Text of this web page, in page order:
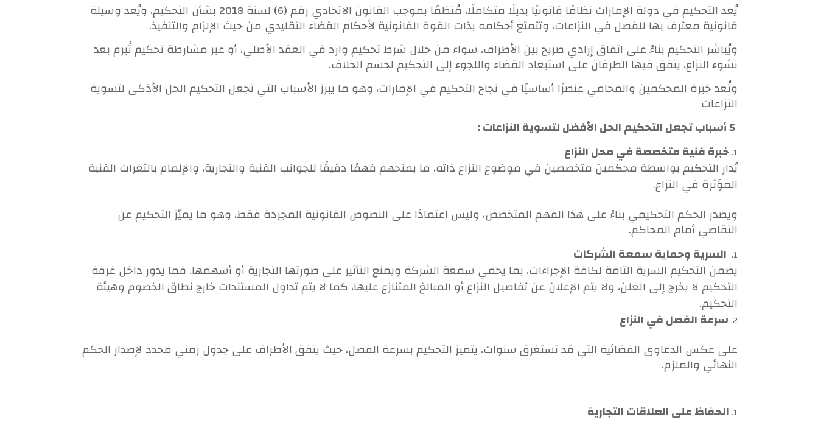
يُعد التحكيم في دولة الإمارات نظامًا قانونيًا بديلًا متكاملًا، مُنظمًا بموجب القانون الاتحادي رقم (6) لسنة 2018 بشأن التحكيم، ويُعد وسيلة
قانونية معترف بها للفصل في النزاعات، وتتمتع أحكامه بذات القوة القانونية لأحكام القضاء التقليدي من حيث الإلزام والتنفيذ.
ويُباشَر التحكيم بناءً على اتفاق إرادي صريح بين الأطراف، سواء من خلال شرط تحكيم وارد في العقد الأصلي، أو عبر مشارطة تحكيم تُبرم بعد
نشوء النزاع، يتفق فيها الطرفان على استبعاد القضاء واللجوء إلى التحكيم لحسم الخلاف.
وتُعد خبرة المحكمين والمحامي عنصرًا أساسيًا في نجاح التحكيم في الإمارات، وهو ما يبرز الأسباب التي تجعل التحكيم الحل الأذكى لتسوية
النزاعات
خبرة فنية متخصصة في محل النزاع
يُدار التحكيم بواسطة محكمين متخصصين في موضوع النزاع ذاته، ما يمنحهم فهمًا دقيقًا للجوانب الفنية والتجارية، والإلمام بالثغرات الفنية
المؤثرة في النزاع.
ويصدر الحكم التحكيمي بناءً على هذا الفهم المتخصص، وليس اعتمادًا على النصوص القانونية المجردة فقط، وهو ما يميّز التحكيم عن
التقاضي أمام المحاكم.
السرية وحماية سمعة الشركات
يضمن التحكيم السرية التامة لكافة الإجراءات، بما يحمي سمعة الشركة ويمنع التأثير على صورتها التجارية أو أسهمها. فما يدور داخل غرفة
التحكيم لا يخرج إلى العلن، ولا يتم الإعلان عن تفاصيل النزاع أو المبالغ المتنازع عليها، كما لا يتم تداول المستندات خارج نطاق الخصوم وهيئة
التحكيم.
سرعة الفصل في النزاع
على عكس الدعاوى القضائية التي قد تستغرق سنوات، يتميز التحكيم بسرعة الفصل، حيث يتفق الأطراف على جدول زمني محدد لإصدار الحكم
النهائي والملزم.
الحفاظ على العلاقات التجارية